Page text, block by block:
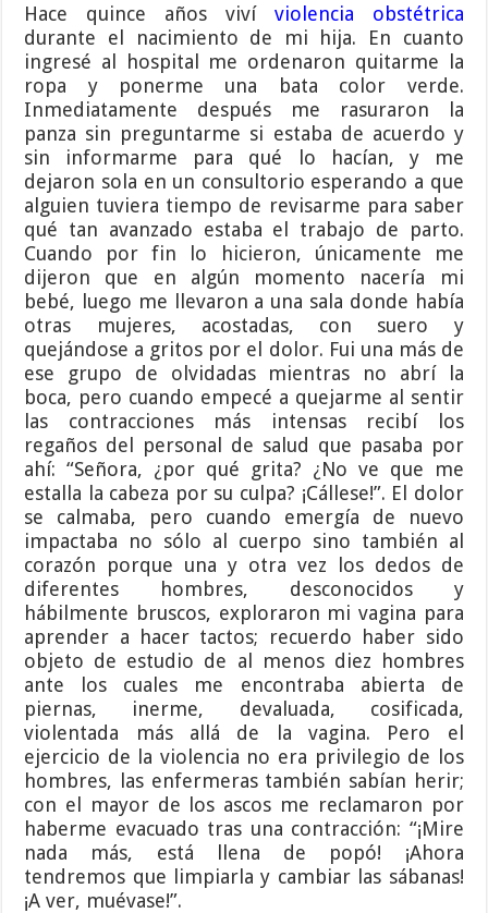
Hace quince años viví violencia obstétrica
durante el nacimiento de mi hija. En cuanto
ingresé al hospital me ordenaron quitarme la
ropa y ponerme una bata color verde.
Inmediatamente después me rasuraron la
panza sin preguntarme si estaba de acuerdo y
sin informarme para qué lo hacían, y me
dejaron sola en un consultorio esperando a que
alguien tuviera tiempo de revisarme para saber
qué tan avanzado estaba el trabajo de parto.
Cuando por fin lo hicieron, únicamente me
dijeron que en algún momento nacería mi
bebé, luego me llevaron a una sala donde había
otras mujeres, acostadas, con suero y
quejándose a gritos por el dolor. Fui una más de
ese grupo de olvidadas mientras no abrí la
boca, pero cuando empecé a quejarme al sentir
las contracciones más intensas recibí los
regaños del personal de salud que pasaba por
ahí: “Señora, ¿por qué grita? ¿No ve que me
estalla la cabeza por su culpa? ¡Cállese!”. El dolor
se calmaba, pero cuando emergía de nuevo
impactaba no sólo al cuerpo sino también al
corazón porque una y otra vez los dedos de
diferentes hombres, desconocidos y
hábilmente bruscos, exploraron mi vagina para
aprender a hacer tactos; recuerdo haber sido
objeto de estudio de al menos diez hombres
ante los cuales me encontraba abierta de
piernas, inerme, devaluada, cosificada,
violentada más allá de la vagina. Pero el
ejercicio de la violencia no era privilegio de los
hombres, las enfermeras también sabían herir;
con el mayor de los ascos me reclamaron por
haberme evacuado tras una contracción: “¡Mire
nada más, está llena de popó! ¡Ahora
tendremos que limpiarla y cambiar las sábanas!
¡A ver, muévase!”.